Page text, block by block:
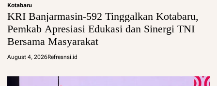
Kotabaru
KRI Banjarmasin-592 Tinggalkan Kotabaru,
Pemkab Apresiasi Edukasi dan Sinergi TNI
Bersama Masyarakat
August 4, 2026Refresnsi.id